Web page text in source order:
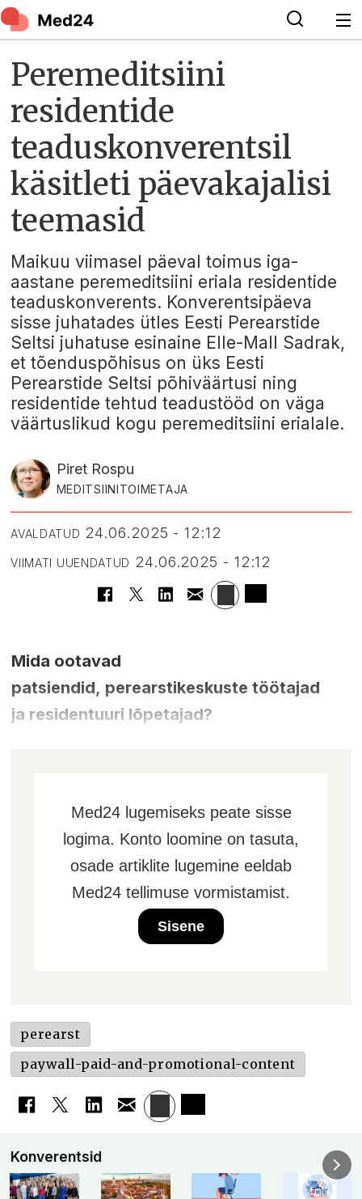
Peremeditsiini
residentide
teaduskonverentsil
käsitleti päevakajalisi
teemasid
Maikuu viimasel päeval toimus iga-
aastane peremeditsiini eriala residentide
teaduskonverents. Konverentsipäeva
sisse juhatades ütles Eesti Perearstide
Seltsi juhatuse esinaine Elle-Mall Sadrak,
et tõenduspõhisus on üks Eesti
Perearstide Seltsi põhiväärtusi ning
residentide tehtud teadustööd on väga
väärtuslikud kogu peremeditsiini erialale.
Piret Rospu
MEDITSIINITOIMETAJA
AVALDATUD 24.06.2025 - 12:12
VIIMATI UUENDATUD 24.06.2025 - 12:12
Mida ootavad
patsiendid, perearstikeskuste töötajad
ja residentuuri lõpetajad?
Med24 lugemiseks peate sisse
logima. Konto loomine on tasuta,
osade artiklite lugemine eeldab
Med24 tellimuse vormistamist.
Sisene
perearst
paywall-paid-and-promotional-content
Konverentsid